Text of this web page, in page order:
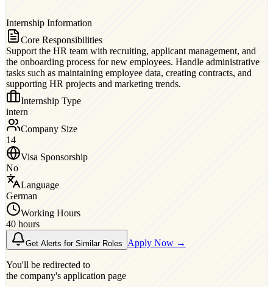
Internship Information
Core Responsibilities
Support the HR team with recruiting, applicant management, and
the onboarding process for new employees. Handle administrative
tasks such as maintaining employee data, creating contracts, and
supporting HR projects and marketing trends.
Internship Type
intern
Company Size
14
Visa Sponsorship
No
Language
German
Working Hours
40 hours
Get Alerts for Similar Roles Apply Now →
You'll be redirected to
the company's application page